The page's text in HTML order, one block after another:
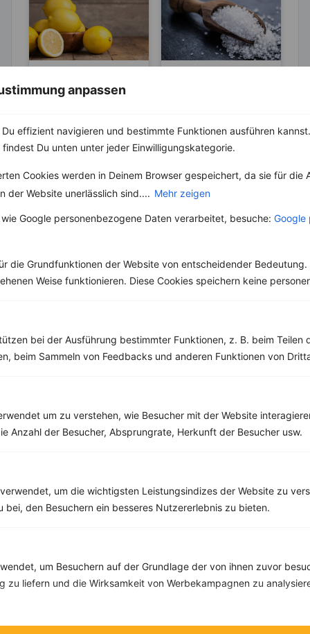
anpassen
effizient navigieren und bestimmte Funktionen ausführen
Du unten unter jeder Einwilligungskategorie.
Cookies werden in Deinem Browser gespeichert, da sie für die
der Website unerlässlich sind.... Mehr zeigen
Google personenbezogene Daten verarbeitet, besuche: Google
die Grundfunktionen der Website von entscheidender Bedeutung.
Weise funktionieren. Diese Cookies speichern keine
bei der Ausführung bestimmter Funktionen, z. B. beim Teilen
beim Sammeln von Feedbacks und anderen Funktionen von
um zu verstehen, wie Besucher mit der Website
Anzahl der Besucher, Absprungrate, Herkunft der Besucher usw.
um die wichtigsten Leistungsindizes der Website zu
bei, den Besuchern ein besseres Nutzererlebnis zu bieten.
um Besuchern auf der Grundlage der von ihnen zuvor
zu liefern und die Wirksamkeit von Werbekampagnen zu
Sind Zitronen
basisch?
Wer Zitronen mag, hat
zu 100 % auch schon
macht lustig!“
gehört....
Abnehmbremse
Salz ist ein
und aus unserer Küche
nicht mehr weg zu
Kohlehydrate:59 g
Rezepte mit 500 bis 600 kcal
Rezepte
‹ ›
Kalorien:582 kcal